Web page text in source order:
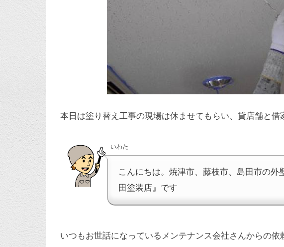
本日は塗り替え工事の現場は休ませてもらい、貸店舗と借
いわた
こんにちは。焼津市、藤枝市、島田市の
田塗装店』です
いつもお世話になっているメンテナンス会社さんからの依